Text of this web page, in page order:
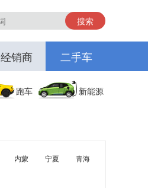
搜索
经销商 二手车
跑车 新能源
内蒙 宁夏
青海